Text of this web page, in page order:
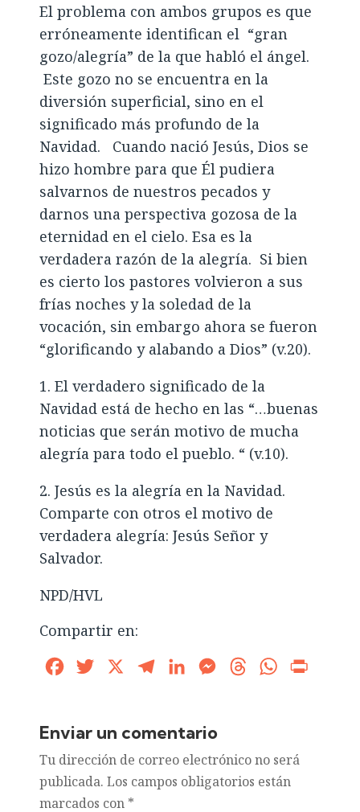
El problema con ambos grupos es que
erróneamente identifican el “gran
gozo/alegría” de la que habló el ángel.
Este gozo no se encuentra en la
diversión superficial, sino en el
significado más profundo de la
Navidad. Cuando nació Jesús, Dios se
hizo hombre para que Él pudiera
salvarnos de nuestros pecados y
darnos una perspectiva gozosa de la
eternidad en el cielo. Esa es la
verdadera razón de la alegría. Si bien
es cierto los pastores volvieron a sus
frías noches y la soledad de la
vocación, sin embargo ahora se fueron
“glorificando y alabando a Dios” (v.20).
1. El verdadero significado de la
Navidad está de hecho en las “…buenas
noticias que serán motivo de mucha
alegría para todo el pueblo. “ (v.10).
2. Jesús es la alegría en la Navidad.
Comparte con otros el motivo de
verdadera alegría: Jesús Señor y
Salvador.
NPD/HVL
Compartir en:
FacebookTwitter TelegramLinkedInMessengerThreadsWhatsApp
Enviar un comentario
Tu dirección de correo electrónico no será
publicada. Los campos obligatorios están
marcados con *